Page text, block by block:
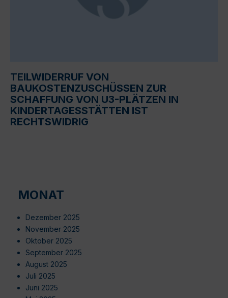
TEILWIDERRUF VON
BAUKOSTENZUSCHÜSSEN ZUR
SCHAFFUNG VON U3-PLÄTZEN IN
KINDERTAGESSTÄTTEN IST
RECHTSWIDRIG
MONAT
Dezember 2025
November 2025
Oktober 2025
September 2025
August 2025
Juli 2025
Juni 2025